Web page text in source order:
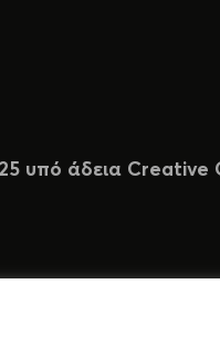
υπό άδεια Creative